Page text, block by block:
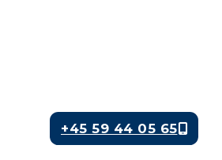
+45 59 44 05 65